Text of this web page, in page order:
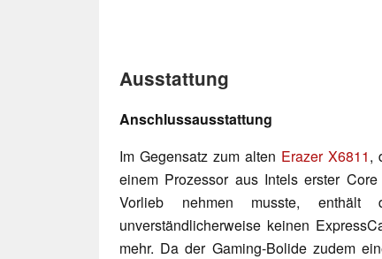
Ausstattung
Anschlussausstattung
Im Gegensatz zum alten Erazer X6811,
einem Prozessor aus Intels erster Core
Vorlieb nehmen musste, enthält
unverständlicherweise keinen
mehr. Da der Gaming-Bolide zudem